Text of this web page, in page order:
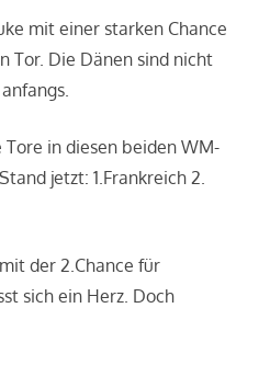
mit einer starken Chance
Tor. Die Dänen sind nicht
in diesen beiden WM-
jetzt: 1.Frankreich 2.
der 2.Chance für
sich ein Herz. Doch